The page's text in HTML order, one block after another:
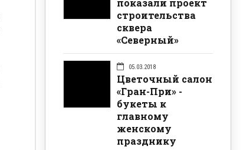
показали проект
строительства
сквера
«Северный»
05.03.2018
Цветочный салон
«Гран-При» -
букеты к
главному
женскому
празднику